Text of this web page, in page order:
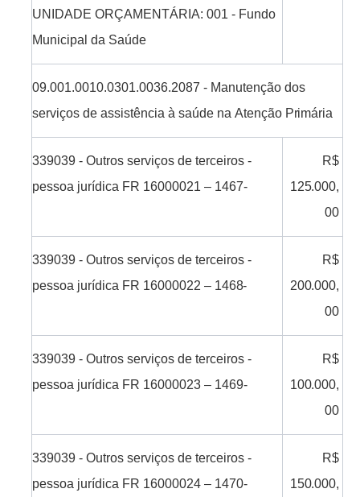
UNIDADE ORÇAMENTÁRIA: 001 - Fundo
Municipal da Saúde
09.001.0010.0301.0036.2087 - Manutenção dos
serviços de assistência à saúde na Atenção Primária
339039 - Outros serviços de terceiros -
pessoa jurídica FR 16000021 – 1467-
R$
125.000,
00
339039 - Outros serviços de terceiros -
pessoa jurídica FR 16000022 – 1468-
R$
200.000,
00
339039 - Outros serviços de terceiros -
pessoa jurídica FR 16000023 – 1469-
R$
100.000,
00
339039 - Outros serviços de terceiros -
pessoa jurídica FR 16000024 – 1470-
R$
150.000,